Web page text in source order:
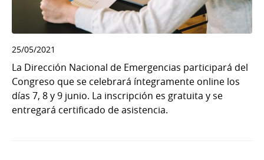
25/05/2021
La Dirección Nacional de Emergencias participará del
Congreso que se celebrará íntegramente online los
días 7, 8 y 9 junio. La inscripción es gratuita y se
entregará certificado de asistencia.